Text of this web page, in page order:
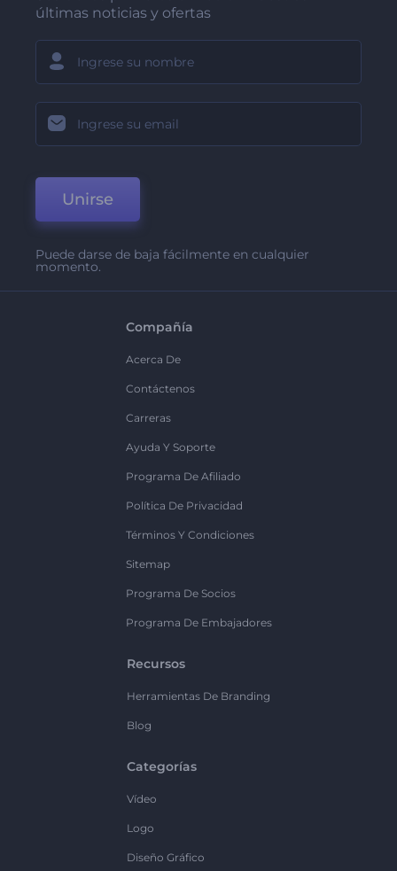
últimas noticias y ofertas
Unirse
Puede darse de baja fácilmente en cualquier
momento.
Compañía
Acerca De
Contáctenos
Carreras
Ayuda Y Soporte
Programa De Afiliado
Política De Privacidad
Términos Y Condiciones
Sitemap
Programa De Socios
Programa De Embajadores
Recursos
Herramientas De Branding
Blog
Categorías
Vídeo
Logo
Diseño Gráfico